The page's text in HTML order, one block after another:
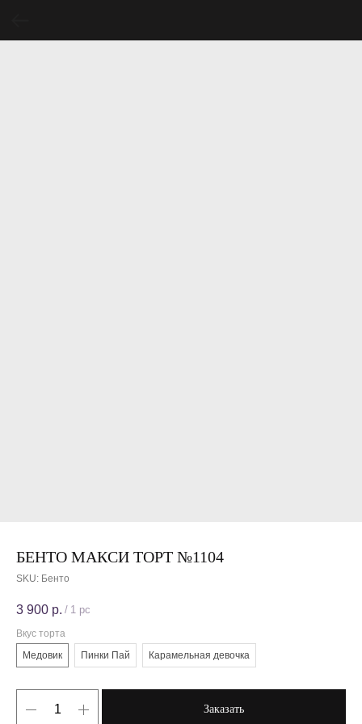
БЕНТО МАКСИ ТОРТ №1104
SKU: Бенто
3 900 р. / 1 pc
Вкус торта
Медовик
Пинки Пай Карамельная девочка
Заказать